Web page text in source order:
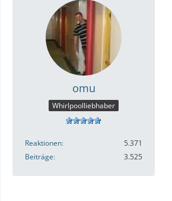
omu
Whirlpoolliebhaber
Reaktionen
5.371
Beiträge
3.525